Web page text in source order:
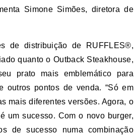
Simone Simões, diretora de
de distribuição de RUFFLES®,
quanto o Outback Steakhouse,
prato mais emblemático para
outros pontos de venda. “Só em
mais diferentes versões. Agora, o
um sucesso. Com o novo burger,
de sucesso numa combinação